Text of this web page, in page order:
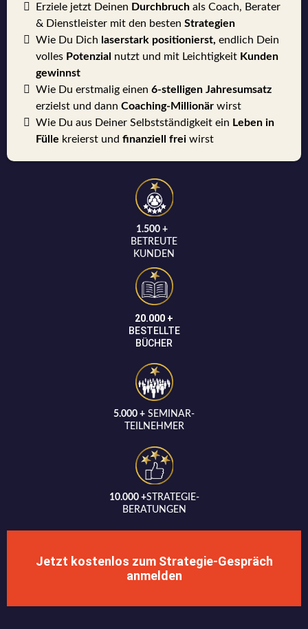
Erziele jetzt Deinen Durchbruch als Coach, Berater
& Dienstleister mit den besten Strategien
Wie Du Dich laserstark positionierst, endlich Dein
volles Potenzial nutzt und mit Leichtigkeit Kunden
gewinnst
Wie Du erstmalig einen 6-stelligen Jahresumsatz
erzielst und dann Coaching-Millionär wirst
Wie Du aus Deiner Selbstständigkeit ein Leben in
Fülle kreierst und finanziell frei wirst
1.500 +
BETREUTE
KUNDEN
20.000 +
BESTELLTE
BÜCHER
5.000 + SEMINAR-
TEILNEHMER
10.000 +STRATEGIE-
BERATUNGEN
Jetzt kostenlos zum Strategie-Gespräch
anmelden